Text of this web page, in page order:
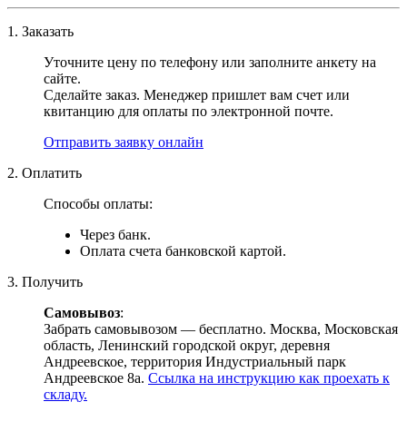
1. Заказать
Уточните цену по телефону или заполните анкету на
сайте.
Сделайте заказ. Менеджер пришлет вам счет или
квитанцию для оплаты по электронной почте.
Отправить заявку онлайн
2. Оплатить
Способы оплаты:
Через банк.
Оплата счета банковской картой.
3. Получить
Самовывоз:
Забрать самовывозом — бесплатно. Москва, Московская
область, Ленинский городской округ, деревня
Андреевское, территория Индустриальный парк
Андреевское 8а. Ссылка на инструкцию как проехать к
складу.